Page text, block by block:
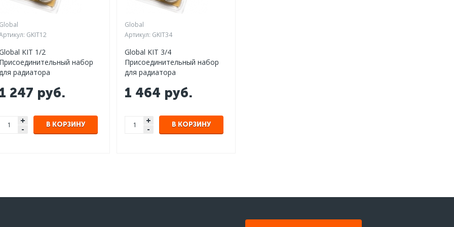
Global
GKIT12
KIT 1/2
Присоединительный набор
радиатора
247 руб.
+
- В КОРЗИНУ
Global
Артикул: GKIT34
Global KIT 3/4
Присоединительный набор
для радиатора
1 464 руб.
+
- В КОРЗИНУ